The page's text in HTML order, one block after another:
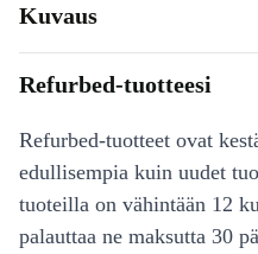
Kuvaus
Refurbed-tuotteesi
Refurbed-tuotteet ovat
edullisempia kuin uudet
tuoteilla on vähintään 12
palauttaa ne maksutta 30